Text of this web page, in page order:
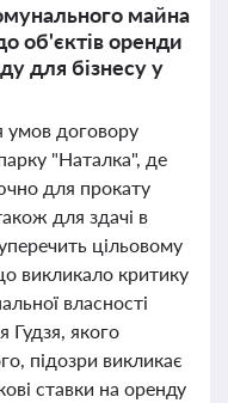
майна
об'єктів оренди
для бізнесу у
умов договору
"Наталка", де
для прокату
для здачі в
цільовому
викликало критику
власності
Гудзя, якого
підозри викликає
ставки на оренду